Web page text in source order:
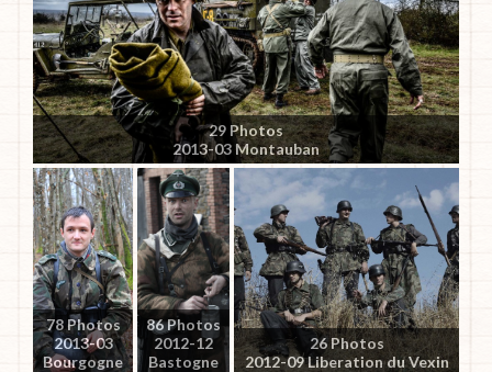
29 Photos
2013-03 Montauban
78 Photos
2013-03
Bourgogne
86 Photos
2012-12
Bastogne
26 Photos
2012-09 Liberation du Vexin